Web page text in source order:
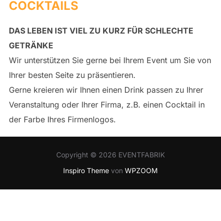
COCKTAILS
DAS LEBEN IST VIEL ZU KURZ FÜR SCHLECHTE
GETRÄNKE
Wir unterstützen Sie gerne bei Ihrem Event um Sie von
Ihrer besten Seite zu präsentieren.
Gerne kreieren wir Ihnen einen Drink passen zu Ihrer
Veranstaltung oder Ihrer Firma, z.B. einen Cocktail in
der Farbe Ihres Firmenlogos.
Copyright © 2026 EVENTFABRIK
Inspiro Theme von WPZOOM